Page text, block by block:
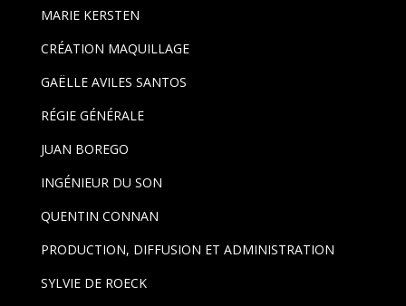
MARIE KERSTEN
CRÉATION MAQUILLAGE
GAËLLE AVILES SANTOS
RÉGIE GÉNÉRALE
JUAN BOREGO
INGÉNIEUR DU SON
QUENTIN CONNAN
PRODUCTION, DIFFUSION ET ADMINISTRATION
SYLVIE DE ROECK